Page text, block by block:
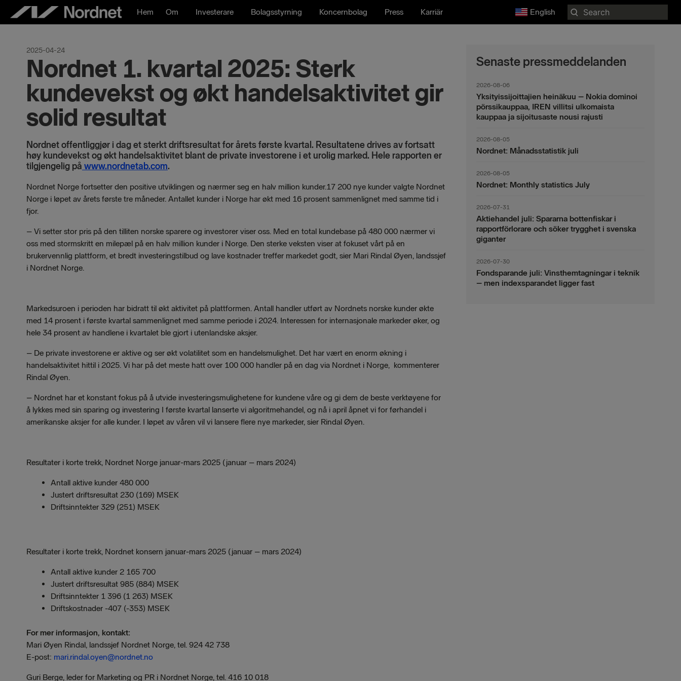
Hoppa
Hem Om Investerare Bolagsstyrning Koncernbolag Press Karriär English
Search
for:
2025-04-24
Nordnet 1. kvartal 2025: Sterk
kundevekst og økt handelsaktivitet gir
solid resultat
Nordnet offentliggjør i dag et sterkt driftsresultat for årets første kvartal. Resultatene drives av fortsatt
høy kundevekst og økt handelsaktivitet blant de private investorene i et urolig marked. Hele rapporten er
tilgjengelig på www.nordnetab.com.
Nordnet Norge fortsetter den positive utviklingen og nærmer seg en halv million kunder.17 200 nye kunder valgte Nordnet
Norge i løpet av årets første tre måneder. Antallet kunder i Norge har økt med 16 prosent sammenlignet med samme tid i
fjor.
– Vi setter stor pris på den tilliten norske sparere og investorer viser oss. Med en total kundebase på 480 000 nærmer vi
oss med stormskritt en milepæl på en halv million kunder i Norge. Den sterke veksten viser at fokuset vårt på en
brukervennlig plattform, et bredt investeringstilbud og lave kostnader treffer markedet godt, sier Mari Rindal Øyen, landssjef
i Nordnet Norge.
Markedsuroen i perioden har bidratt til økt aktivitet på plattformen. Antall handler utført av Nordnets norske kunder økte
med 14 prosent i første kvartal sammenlignet med samme periode i 2024. Interessen for internasjonale markeder øker, og
hele 34 prosent av handlene i kvartalet ble gjort i utenlandske aksjer.
– De private investorene er aktive og ser økt volatilitet som en handelsmulighet. Det har vært en enorm økning i
handelsaktivitet hittil i 2025. Vi har på det meste hatt over 100 000 handler på en dag via Nordnet i Norge, kommenterer
Rindal Øyen.
– Nordnet har et konstant fokus på å utvide investeringsmulighetene for kundene våre og gi dem de beste verktøyene for
å lykkes med sin sparing og investering I første kvartal lanserte vi algoritmehandel, og nå i april åpnet vi for førhandel i
amerikanske aksjer for alle kunder. I løpet av våren vil vi lansere flere nye markeder, sier Rindal Øyen.
Resultater i korte trekk, Nordnet Norge januar-mars 2025 (januar – mars 2024)
Antall aktive kunder 480 000
Justert driftsresultat 230 (169) MSEK
Driftsinntekter 329 (251) MSEK
Resultater i korte trekk, Nordnet konsern januar-mars 2025 (januar – mars 2024)
Antall aktive kunder 2 165 700
Justert driftsresultat 985 (884) MSEK
Driftsinntekter 1 396 (1 263) MSEK
Driftskostnader -407 (-353) MSEK
For mer informasjon, kontakt:
Mari Øyen Rindal, landssjef Nordnet Norge, tel. 924 42 738
E-post: mari.rindal.oyen@nordnet.no
Guri Berge, leder for Marketing og PR i Nordnet Norge, tel. 416 10 018
Senaste pressmeddelanden
2026-08-06
Yksityissijoittajien heinäkuu – Nokia dominoi
pörssikauppaa, IREN villitsi ulkomaista
kauppaa ja sijoitusaste nousi rajusti
2026-08-05
Nordnet: Månadsstatistik juli
2026-08-05
Nordnet: Monthly statistics July
2026-07-31
Aktiehandel juli: Spararna bottenfiskar i
rapportförlorare och söker trygghet i svenska
giganter
2026-07-30
Fondsparande juli: Vinsthemtagningar i teknik
– men indexsparandet ligger fast